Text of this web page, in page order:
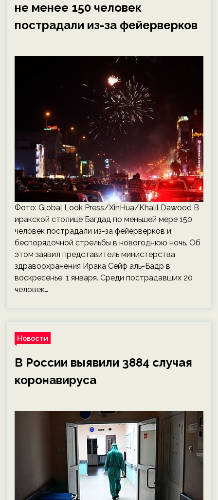
не менее 150 человек
пострадали из-за фейерверков
Фото: Global Look Press/XinHua/Khalil Dawood В
иракской столице Багдад по меньшей мере 150
человек пострадали из-за фейерверков и
беспорядочной стрельбы в новогоднюю ночь. Об
этом заявил представитель министерства
здравоохранения Ирака Сейф аль-Бадр в
воскресенье, 1 января. Среди пострадавших 20
человек…
Новости
В России выявили 3884 случая
коронавируса